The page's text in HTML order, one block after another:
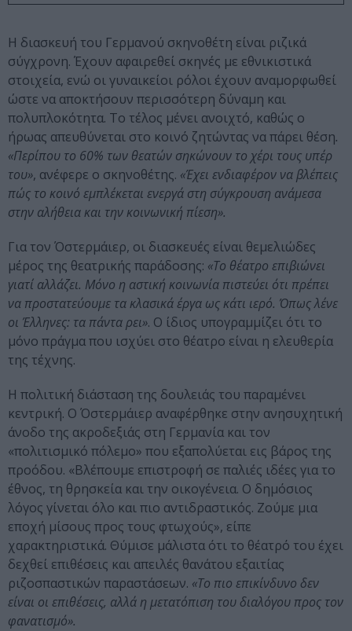
Η διασκευή του Γερμανού σκηνοθέτη είναι ριζικά
σύγχρονη. Έχουν αφαιρεθεί σκηνές με εθνικιστικά
στοιχεία, ενώ οι γυναικείοι ρόλοι έχουν αναμορφωθεί
ώστε να αποκτήσουν περισσότερη δύναμη και
πολυπλοκότητα. Το τέλος μένει ανοιχτό, καθώς ο
ήρωας απευθύνεται στο κοινό ζητώντας να πάρει θέση.
«Περίπου το 60% των θεατών σηκώνουν το χέρι τους υπέρ
του», ανέφερε ο σκηνοθέτης. «Έχει ενδιαφέρον να βλέπεις
πώς το κοινό εμπλέκεται ενεργά στη σύγκρουση ανάμεσα
στην αλήθεια και την κοινωνική πίεση».
Για τον Όστερμάιερ, οι διασκευές είναι θεμελιώδες
μέρος της θεατρικής παράδοσης: «Το θέατρο επιβιώνει
γιατί αλλάζει. Μόνο η αστική κοινωνία πιστεύει ότι πρέπει
να προστατεύουμε τα κλασικά έργα ως κάτι ιερό. Όπως λένε
οι Έλληνες: τα πάντα ρει». Ο ίδιος υπογραμμίζει ότι το
μόνο πράγμα που ισχύει στο θέατρο είναι η ελευθερία
της τέχνης.
Η πολιτική διάσταση της δουλειάς του παραμένει
κεντρική. Ο Όστερμάιερ αναφέρθηκε στην ανησυχητική
άνοδο της ακροδεξιάς στη Γερμανία και τον
«πολιτισμικό πόλεμο» που εξαπολύεται εις βάρος της
προόδου. «Βλέπουμε επιστροφή σε παλιές ιδέες για το
έθνος, τη θρησκεία και την οικογένεια. Ο δημόσιος
λόγος γίνεται όλο και πιο αντιδραστικός. Ζούμε μια
εποχή μίσους προς τους φτωχούς», είπε
χαρακτηριστικά. Θύμισε μάλιστα ότι το θέατρό του έχει
δεχθεί επιθέσεις και απειλές θανάτου εξαιτίας
ριζοσπαστικών παραστάσεων. «Το πιο επικίνδυνο δεν
είναι οι επιθέσεις, αλλά η μετατόπιση του διαλόγου προς τον
φανατισμό».